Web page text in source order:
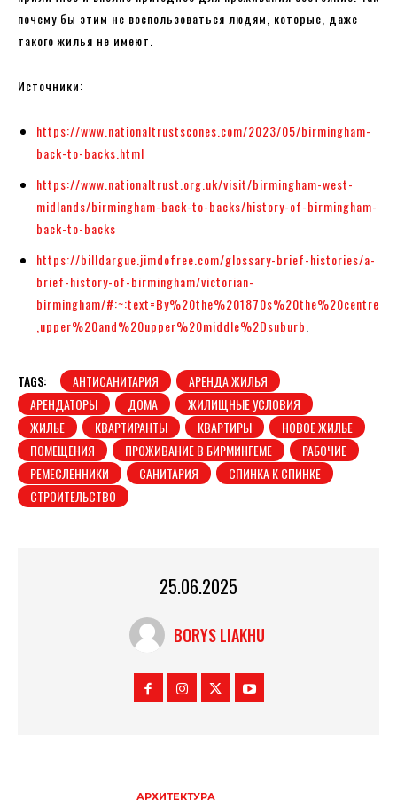
почему бы этим не воспользоваться людям, которые, даже
такого жилья не имеют.
Источники:
https://www.nationaltrustscones.com/2023/05/birmingham-
back-to-backs.html
https://www.nationaltrust.org.uk/visit/birmingham-west-
midlands/birmingham-back-to-backs/history-of-birmingham-
back-to-backs
https://billdargue.jimdofree.com/glossary-brief-histories/a-
brief-history-of-birmingham/victorian-
birmingham/#:~:text=By%20the%201870s%20the%20centre
,upper%20and%20upper%20middle%2Dsuburb
TAGS: АНТИСАНИТАРИЯ
АРЕНДА ЖИЛЬЯ
АРЕНДАТОРЫ
ДОМА
ЖИЛИЩНЫЕ УСЛОВИЯ
ЖИЛЬЕ
КВАРТИРАНТЫ КВАРТИРЫ
НОВОЕ ЖИЛЬЕ
ПОМЕЩЕНИЯ
ПРОЖИВАНИЕ В БИРМИНГЕМЕ
РАБОЧИЕ
РЕМЕСЛЕННИКИ
САНИТАРИЯ
СПИНКА К СПИНКЕ
СТРОИТЕЛЬСТВО
25.06.2025
BORYS LIAKHU
АРХИТЕКТУРА